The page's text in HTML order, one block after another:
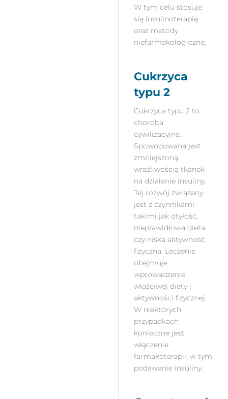
W tym celu stosuje
się insulinoterapię
oraz metody
niefarmakologiczne.
Cukrzyca
typu 2
Cukrzyca typu 2 to
choroba
cywilizacyjna.
Spowodowana jest
zmniejszoną
wrażliwością tkanek
na działanie insuliny.
Jej rozwój związany
jest z czynnikami
takimi jak otyłość,
nieprawidłowa dieta
czy niska aktywność
fizyczna. Leczenie
obejmuje
wprowadzenie
właściwej diety i
aktywności fizycznej.
W niektórych
przypadkach
konieczne jest
włączenie
farmakoterapii, w tym
podawanie insuliny.